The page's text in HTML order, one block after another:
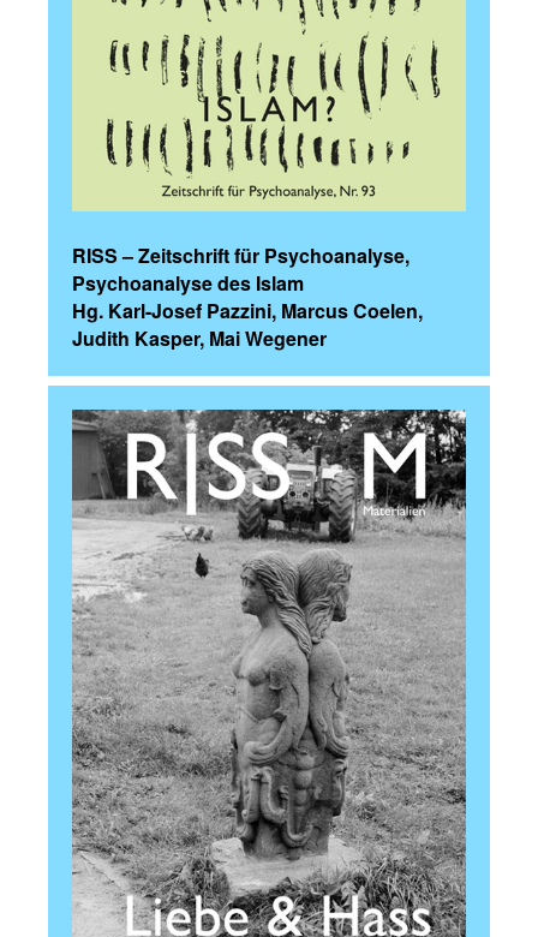
RISS – Zeitschrift für Psychoanalyse,
Psychoanalyse des Islam
Hg. Karl-Josef Pazzini, Marcus Coelen,
Judith Kasper, Mai Wegener